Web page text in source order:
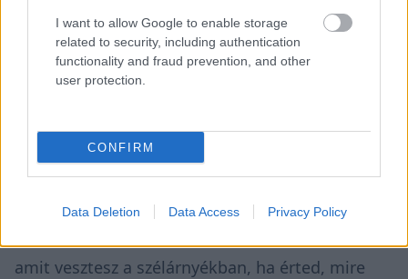
I want to allow Google to enable storage
related to security, including authentication
functionality and fraud prevention, and other
user protection.
CONFIRM
Data Deletion Data Access Privacy Policy
vágytam annyira a tiszta levegőre, elég jól
elvoltam mögötte, de végül működött a dolog.
Jó döntés volt, és talán fél másodperccel is
mondta Albon.
„De nehéz ezt pontosan megítélni Monzában,
mert óriási a szélárnyék, és nem lehet tudni,
amit vesztesz a szélárnyékban, ha érted, mire